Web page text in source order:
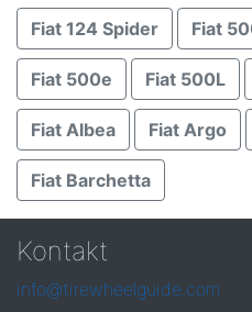
Fiat 124 Spider Fiat
Fiat 500e Fiat 500L
Fiat Albea Fiat Argo
Fiat Barchetta
Kontakt
info@tirewheelguide.com